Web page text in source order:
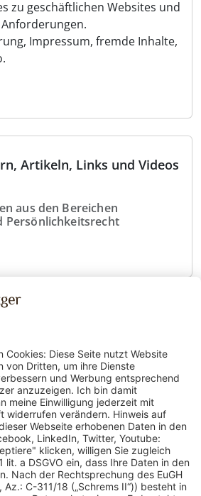
zu geschäftlichen Websites und
Impressum, fremde Inhalte,
Artikeln, Links und Videos
aus den Bereichen
Persönlichkeitsrecht
gulden röttger rechtsanwälte
rechtsanwälte
Str.10